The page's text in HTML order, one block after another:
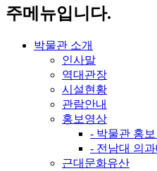
주메뉴입니다.
박물관 소개
인사말
역대관장
시설현황
관람안내
홍보영상
- 박물관 홍
- 전남대 의
근대문화유산